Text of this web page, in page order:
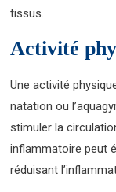
tissus.
Activité
Une activité
natation ou
stimuler la
inflammatoire peut
réduisant